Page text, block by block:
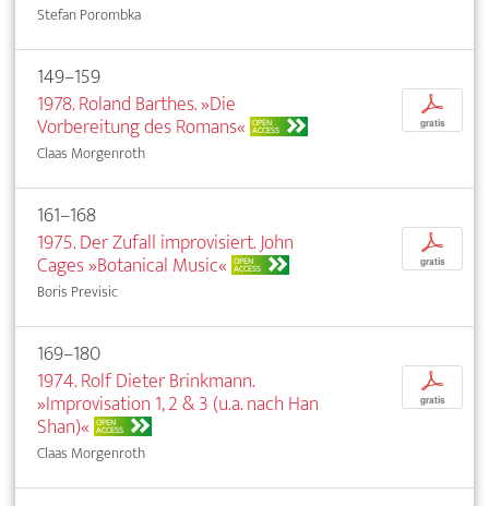
Stefan Porombka
149–159
1978. Roland Barthes. »Die
Vorbereitung des Romans« OPEN
ACCESS
Claas Morgenroth
p
gratis
161–168
1975. Der Zufall improvisiert. John
Cages »Botanical Music« OPEN
ACCESS
Boris Previsic
p
gratis
169–180
1974. Rolf Dieter Brinkmann.
»Improvisation 1, 2 & 3 (u.a. nach Han
Shan)« OPEN
ACCESS
Claas Morgenroth
p
gratis